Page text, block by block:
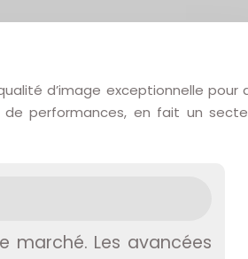
d’image exceptionnelle pour
performances, en fait un
marché. Les avancées